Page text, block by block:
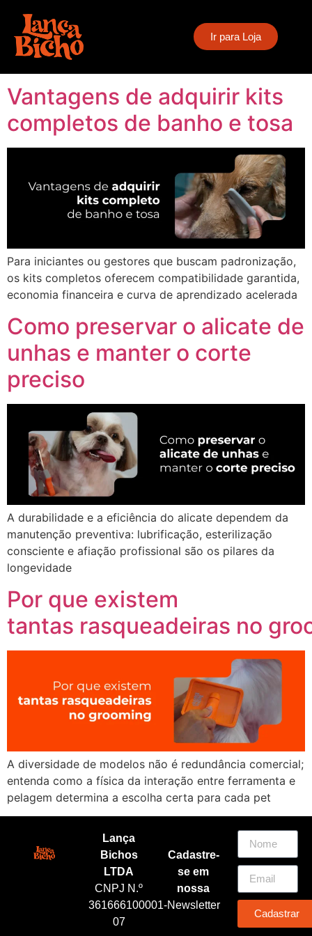
Ir para Loja
Tag: equipamentos
para groomer
Vantagens de adquirir kits
completos de banho e tosa
Para iniciantes ou gestores que buscam padronização,
os kits completos oferecem compatibilidade garantida,
economia financeira e curva de aprendizado acelerada
Como preservar o alicate de
unhas e manter o corte
preciso
A durabilidade e a eficiência do alicate dependem da
manutenção preventiva: lubrificação, esterilização
consciente e afiação profissional são os pilares da
longevidade
Por que existem
tantas rasqueadeiras no
A diversidade de modelos não é redundância comercial;
entenda como a física da interação entre ferramenta e
pelagem determina a escolha certa para cada pet
Lança
Bichos
LTDA
CNPJ N.º
361666100001-
07
Cadastre-
se em
nossa
Newsletter
Cadastrar